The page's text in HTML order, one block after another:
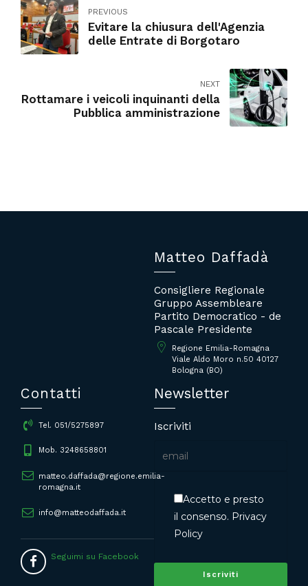
PREVIOUS
Evitare la chiusura dell'Agenzia
delle Entrate di Borgotaro
NEXT
Rottamare i veicoli inquinanti della
Pubblica amministrazione
Matteo Daffadà
Consigliere Regionale
Gruppo Assembleare
Partito Democratico - de
Pascale Presidente
Regione Emilia-Romagna
Viale Aldo Moro n.50 40127
Bologna (BO)
Contatti
Tel. 051/5275897
Mob. 3248658801
matteo.daffada@regione.emilia-
romagna.it
info@matteodaffada.it
Seguimi su Facebook
Newsletter
Iscriviti
Accetto e presto
il consenso. Privacy
Policy